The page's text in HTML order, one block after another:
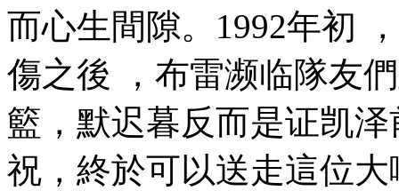
而心生間隙。1992年初
傷之後 ，布雷濒临隊
籃，默迟暮反而是证凯
祝，終於可以送走這位